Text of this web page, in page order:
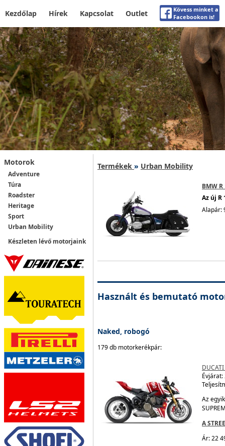
Kezdőlap Hírek Kapcsolat Outlet
Kövess minket a
Facebookon is!
Motorok
Adventure
Túra
Roadster
Heritage
Sport
Urban Mobility
Készleten lévő motorjaink
Termékek » Urban Mobility
BMW
Az új R
Alapár:
Használt és bemutató
Naked, robogó
179 db motorkerékpár:
DUCATI
Évjárat:
Az
A
Ár: 22